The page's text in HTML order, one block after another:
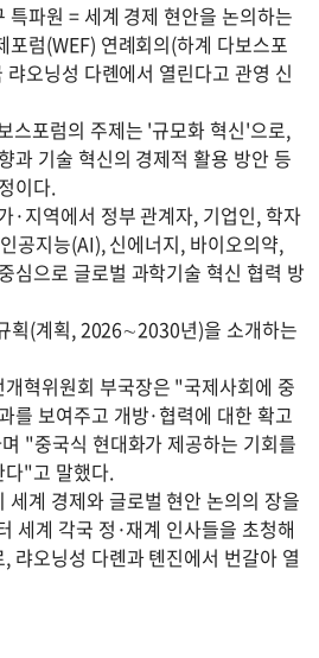
특파원 = 세계 경제 현안을 논의하는
포럼(WEF) 연례회의(하계 다보스포
오닝성 다롄에서 열린다고 관영 신
스포럼의 주제는 '규모화 혁신'으로,
과 기술 혁신의 경제적 활용 방안 등
이다.
·지역에서 정부 관계자, 기업인, 학자
공지능(AI), 신에너지, 바이오의약,
심으로 글로벌 과학기술 혁신 협력 방
획(계획, 2026∼2030년)을 소개하는
혁위원회 부국장은 "국제사회에 중
를 보여주고 개방·협력에 대한 확고
"중국식 현대화가 제공하는 기회를
다"고 말했다.
세계 경제와 글로벌 현안 논의의 장을
세계 각국 정·재계 인사들을 초청해
랴오닝성 다롄과 톈진에서 번갈아 열